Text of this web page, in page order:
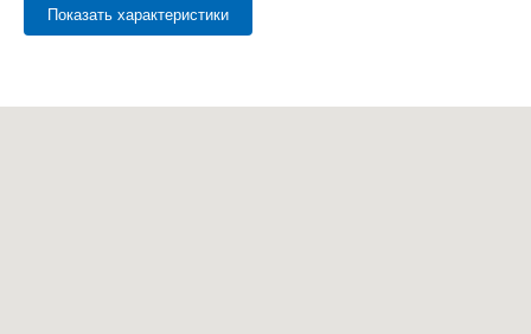
Показать характеристики